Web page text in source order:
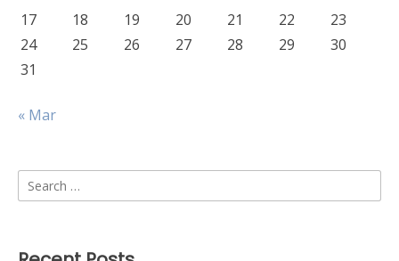
17
18 19 20 21 22
23
24
25 26 27 28 29
30
31
« Mar
Search
for: